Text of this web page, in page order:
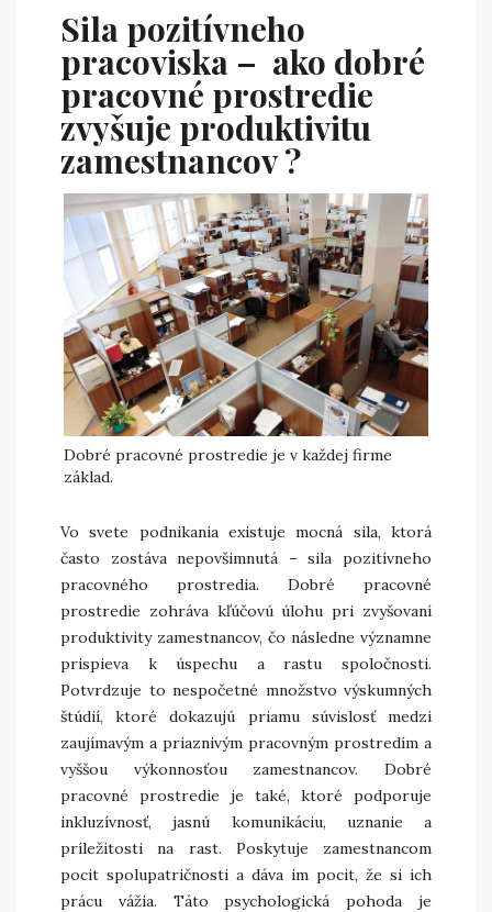
Sila pozitívneho
pracoviska – ako dobré
pracovné prostredie
zvyšuje produktivitu
zamestnancov ?
Dobré pracovné prostredie je v každej firme
základ.
Vo svete podnikania existuje mocná sila, ktorá
často zostáva nepovšimnutá – sila pozitívneho
pracovného prostredia. Dobré pracovné
prostredie zohráva kľúčovú úlohu pri zvyšovaní
produktivity zamestnancov, čo následne významne
prispieva k úspechu a rastu spoločnosti.
Potvrdzuje to nespočetné množstvo výskumných
štúdií, ktoré dokazujú priamu súvislosť medzi
zaujímavým a priaznivým pracovným prostredím a
vyššou výkonnosťou zamestnancov. Dobré
pracovné prostredie je také, ktoré podporuje
inkluzívnosť, jasnú komunikáciu, uznanie a
príležitosti na rast. Poskytuje zamestnancom
pocit spolupatričnosti a dáva im pocit, že si ich
prácu vážia. Táto psychologická pohoda je